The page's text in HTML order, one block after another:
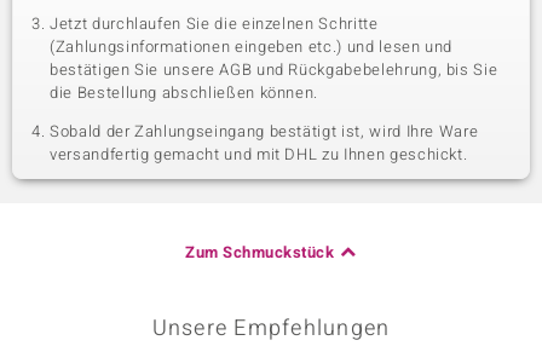
Jetzt durchlaufen Sie die einzelnen Schritte
(Zahlungsinformationen eingeben etc.) und lesen und
bestätigen Sie unsere AGB und Rückgabebelehrung, bis Sie
die Bestellung abschließen können.
Sobald der Zahlungseingang bestätigt ist, wird Ihre Ware
versandfertig gemacht und mit DHL zu Ihnen geschickt.
Zum Schmuckstück
Unsere Empfehlungen